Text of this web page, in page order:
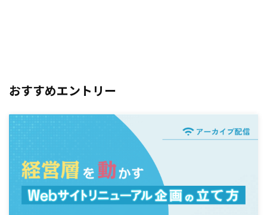
おすすめエントリー